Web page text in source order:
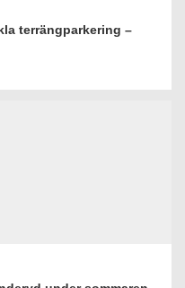
terrängparkering –